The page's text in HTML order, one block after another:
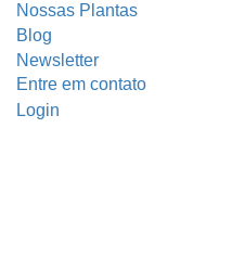
Nossas Plantas
Blog
Newsletter
Entre em contato
Login